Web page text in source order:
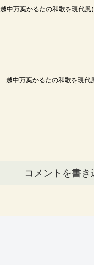
越中万葉かるたの和歌を現代風
越中万葉かるたの和歌を現代
コメントを書き